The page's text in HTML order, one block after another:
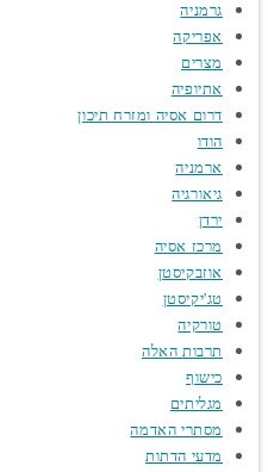
גרמניה
אפריקה
מצרים
אתיופיה
דרום אסיה ומזרח תיכון
הודו
ארמניה
גיאורגיה
ירדן
מרכז אסיה
אוזבקיסטן
טג'יקיסטן
טורקיה
תרבות האלה
כישוף
מגליתים
מסתרי האדמה
מדעי הדתות